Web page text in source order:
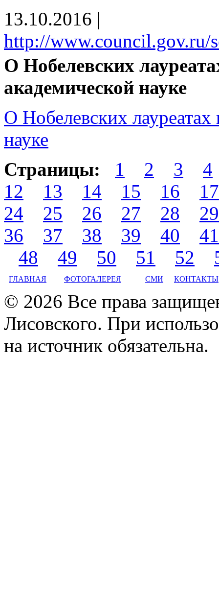
13.10.2016 |
http://www.council.gov.ru/
О Нобелевских
академической науке
О Нобелевских
науке
Страницы:
1 2 3
4
12
13 14 15 16
17
24
25 26 27 28
29
36
37 38 39 40
41
48
49 50 51 52
ГЛАВНАЯ ФОТОГАЛЕРЕЯ СМИ КОНТАКТЫ
© 2026 Все права
Лисовского. При
на источник обязательна.